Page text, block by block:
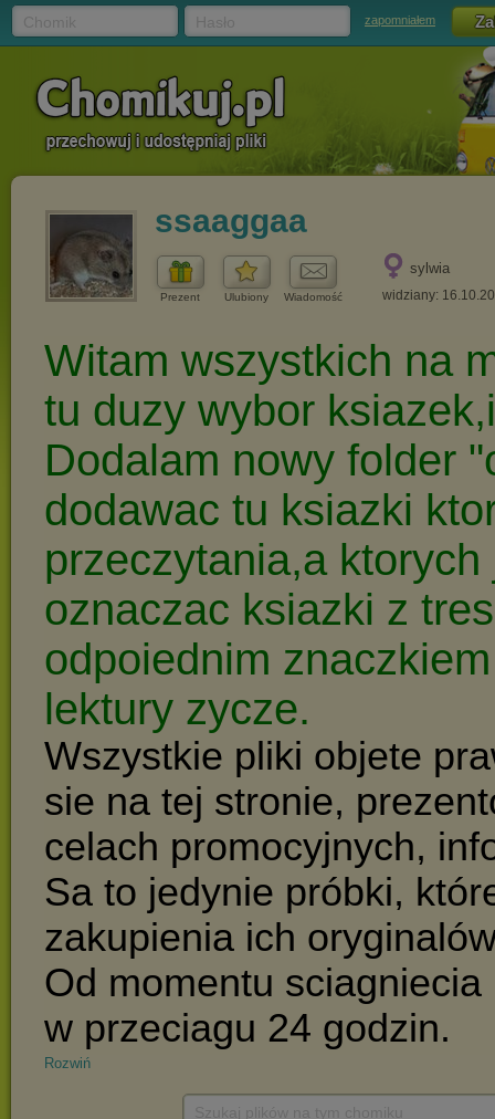
zapomniałem
ssaaggaa
Prezent Ulubiony Wiadomość
sylwia
widziany:
Rozwiń